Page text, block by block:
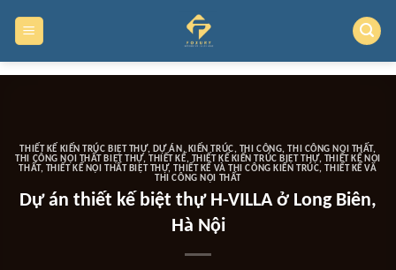
THIẾT KẾ KIẾN TRÚC BIỆT THỰ, DỰ ÁN, KIẾN TRÚC, THI CÔNG,THI CÔNG NỘI THẤT,
THI CÔNG NỘI THẤT BIỆT THỰ,THIẾT KẾ, THIẾT KẾ KIẾN TRÚC BIỆT THỰ, THIẾT KẾ NỘI
THẤT, THIẾT KẾ NỘI THẤT BIỆT THỰ,THIẾT KẾ VÀ THI CÔNG KIẾN TRÚC,THIẾT KẾ VÀ
THI CÔNG NỘI THẤT
Dự án thiết kế biệt thự H-VILLA ở Long Biên,
Hà Nội